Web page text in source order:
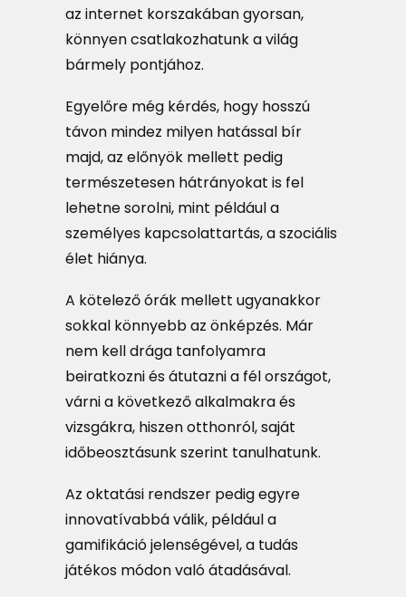
az internet korszakában gyorsan,
könnyen csatlakozhatunk a világ
bármely pontjához.
Egyelőre még kérdés, hogy hosszú
távon mindez milyen hatással bír
majd, az előnyök mellett pedig
természetesen hátrányokat is fel
lehetne sorolni, mint például a
személyes kapcsolattartás, a szociális
élet hiánya.
A kötelező órák mellett ugyanakkor
sokkal könnyebb az önképzés. Már
nem kell drága tanfolyamra
beiratkozni és átutazni a fél országot,
várni a következő alkalmakra és
vizsgákra, hiszen otthonról, saját
időbeosztásunk szerint tanulhatunk.
Az oktatási rendszer pedig egyre
innovatívabbá válik, például a
gamifikáció jelenségével, a tudás
játékos módon való átadásával.